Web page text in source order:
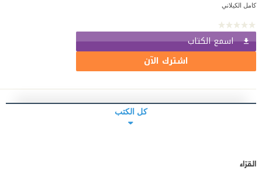
كامل الكيلاني
اسمع الكتاب
اشترك الآن
كل الكتب
القرّاء